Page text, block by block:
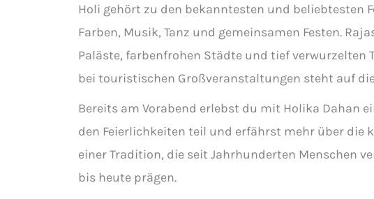
Holi gehört zu den bekanntesten und beliebtesten
Farben, Musik, Tanz und gemeinsamen Festen.
Paläste, farbenfrohen Städte und tief verwurzelten
bei touristischen Großveranstaltungen steht auf
Bereits am Vorabend erlebst du mit Holika Dahan
den Feierlichkeiten teil und erfährst mehr über die
einer Tradition, die seit Jahrhunderten Menschen
bis heute prägen.